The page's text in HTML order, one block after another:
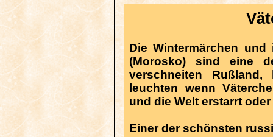
Die Wintermärchen
(Morosko) sind eine
verschneiten
leuchten wenn
und die Welt erstarrt
Einer der schönsten